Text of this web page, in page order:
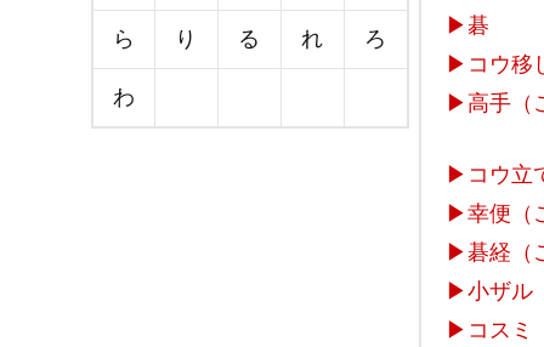
ら り る れ ろ
わ
▶碁
▶ コウ移
▶高手（
▶ コウ立
▶幸便（
▶碁経（
▶小ザル
▶ コスミ